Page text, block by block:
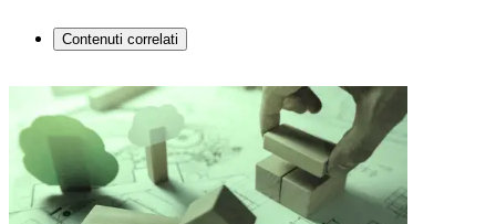
Contenuti correlati